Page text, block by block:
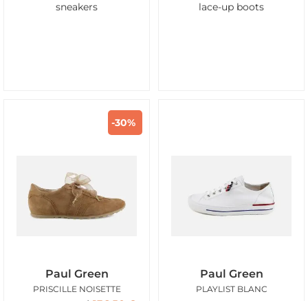
sneakers
lace-up boots
-30%
Paul Green
PRISCILLE NOISETTE
Paul Green
PLAYLIST BLANC